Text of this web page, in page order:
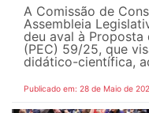
A Comissão de
Assembleia
deu aval à Proposta
(PEC) 59/25, que
didático-científica,
Publicado em: 28 de Maio de